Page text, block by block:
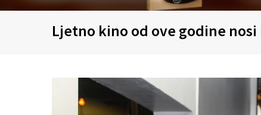
Ljetno kino od ove godine